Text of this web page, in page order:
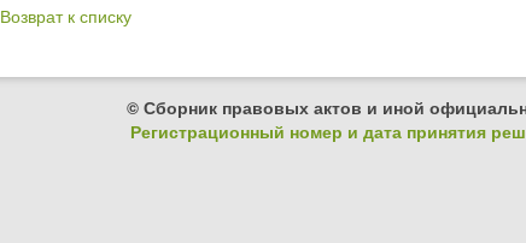
Возврат к списку
© Сборник правовых актов и иной
Регистрационный номер и дата принятия